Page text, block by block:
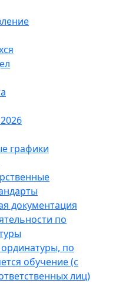
графики
документация
по
по
обучение (с
лиц)